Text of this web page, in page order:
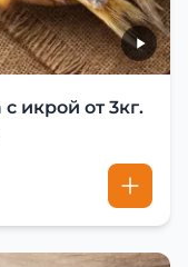
икрой от 3кг.